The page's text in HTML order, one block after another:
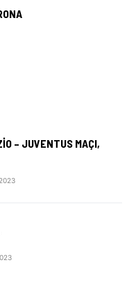
– JUVENTUS MAÇI,